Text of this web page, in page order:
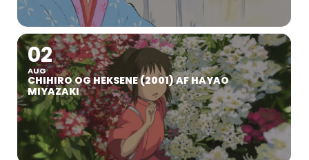
02
AUG
CHIHIRO OG HEKSENE (2001) AF HAYAO
MIYAZAKI